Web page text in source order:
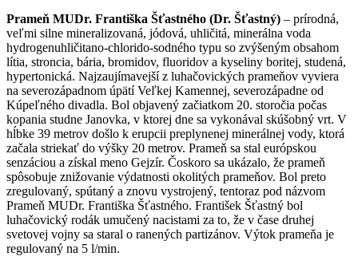
Prameň MUDr. Františka Šťastného (Dr. Šťastný) – prírodná,
veľmi silne mineralizovaná, jódová, uhličitá, minerálna voda
hydrogenuhličitano-chlorido-sodného typu so zvýšeným obsahom
lítia, stroncia, bária, bromidov, fluoridov a kyseliny boritej, studená,
hypertonická. Najzaujímavejší z luhačovických prameňov vyviera
na severozápadnom úpätí Veľkej Kamennej, severozápadne od
Kúpeľného divadla. Bol objavený začiatkom 20. storočia počas
kopania studne Janovka, v ktorej dne sa vykonával skúšobný vrt. V
hĺbke 39 metrov došlo k erupcii preplynenej minerálnej vody, ktorá
začala striekať do výšky 20 metrov. Prameň sa stal európskou
senzáciou a získal meno Gejzír. Čoskoro sa ukázalo, že prameň
spôsobuje znižovanie výdatnosti okolitých prameňov. Bol preto
zregulovaný, spútaný a znovu vystrojený, tentoraz pod názvom
Prameň MUDr. Františka Šťastného. František Šťastný bol
luhačovický rodák umučený nacistami za to, že v čase druhej
svetovej vojny sa staral o ranených partizánov. Výtok prameňa je
regulovaný na 5 l/min.